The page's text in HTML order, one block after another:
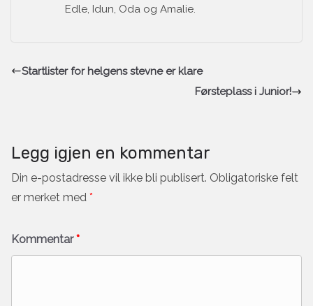
Edle, Idun, Oda og Amalie.
Startlister for helgens stevne er klare
Førsteplass i Junior!
Legg igjen en kommentar
Din e-postadresse vil ikke bli publisert. Obligatoriske felt
er merket med *
Kommentar*